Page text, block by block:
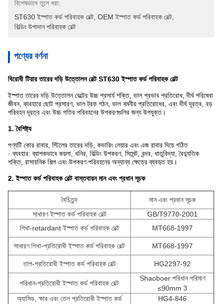
বিশেষভাবে তুলে ধরা:
ST630 ইস্পাত কর্ড পরিবাহক বেল্ট OEM ইস্পাত কর্ড পরিবাহক বেল্ট
বিল্ডিং উপাদান পরিবাহক বেল্ট
পণ্যের বর্ণনা
বিরোধী টিয়ার তারের দড়ি উত্তোলন বেল্ট ST630 ইস্পাত কর্ড পরিবাহক বেল্ট
ইস্পাত তারের দড়ি উত্তোলন বেল্টের উচ্চ প্রসার্য শক্তি, ভাল প্রভাব প্রতিরোধ, দীর্ঘ পরিষেবা
জীবন, ব্যবহারে ছোট প্রসারণ, ভাল ট্রফ গঠন, ভাল নমনীয় প্রতিরোধের, এবং দীর্ঘ দূরত্ব, বড়
পরিবহন দূরত্ব এবং উচ্চ গতির পরিবহনের উপকরণগুলির জন্য উপযুক্ত।
1. বৈশিষ্ট্য
পণ্যটি কোর রাবার, স্টিলের তারের দড়ি, কভারিং লেয়ার এবং এজ রাবার দিয়ে গঠিত
· ব্যবহার: ব্যাপকভাবে কয়লা, খনির, বিল্ডিং উপকরণ, সিমেন্ট, বন্দর, ধাতুবিদ্যা, বৈদ্যুতিক
শক্তি, রাসায়নিক শিল্প এবং উপকরণ পরিবহনের অন্যান্য ক্ষেত্রে ব্যবহৃত হয়।
2. ইস্পাত কর্ড পরিবাহক বেল্ট বাস্তবায়ন মান এবং প্রধান সূচক
বৈচিত্র্য
মান এবং প্রধান সূচক
সাধারণ ইস্পাত কর্ড পরিবাহক বেল্ট
GB/T9770-2001
শিখা-retardant ইস্পাত কর্ড পরিবাহক বেল্ট
MT668-1997
সাধারণ শিখা-প্রতিরোধী ইস্পাত কর্ড পরিবাহক বেল্ট MT668-1997
তাপ-প্রতিরোধী ইস্পাত কর্ড পরিবাহক বেল্ট HG2297-92
পরিধান-প্রতিরোধী ইস্পাত কর্ড পরিবাহক বেল্ট
Shaoboer পরিধান পরিমাণ
≤90mm 3
অ্যাসিড, ক্ষার এবং তেল প্রতিরোধী ইস্পাত কর্ড
HG4-846